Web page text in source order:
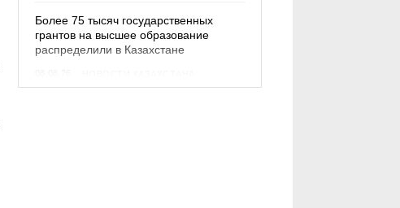
Более 75 тысяч государственных
грантов на высшее образование
распределили в Казахстане